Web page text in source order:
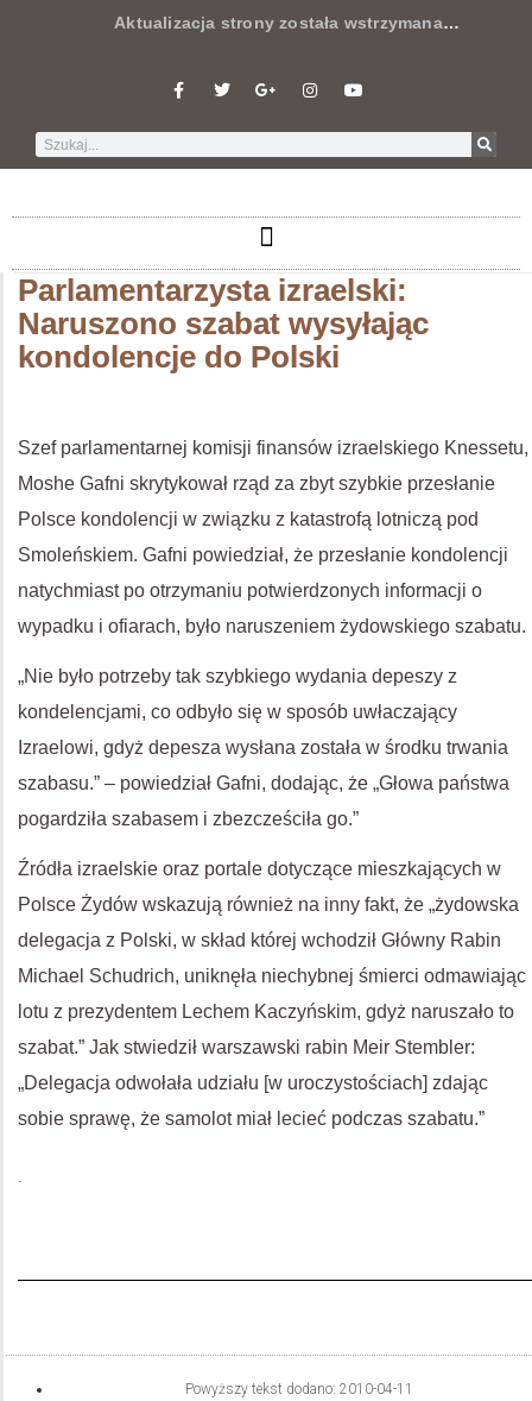
Aktualizacja strony została wstrzymana…
Parlamentarzysta izraelski:
Naruszono szabat wysyłając
kondolencje do Polski
Szef parlamentarnej komisji finansów izraelskiego Knessetu,
Moshe Gafni skrytykował rząd za zbyt szybkie przesłanie
Polsce kondolencji w związku z katastrofą lotniczą pod
Smoleńskiem. Gafni powiedział, że przesłanie kondolencji
natychmiast po otrzymaniu potwierdzonych informacji o
wypadku i ofiarach, było naruszeniem żydowskiego szabatu.
„Nie było potrzeby tak szybkiego wydania depeszy z
kondelencjami, co odbyło się w sposób uwłaczający
Izraelowi, gdyż depesza wysłana została w środku trwania
szabasu.” – powiedział Gafni, dodając, że „Głowa państwa
pogardziła szabasem i zbezcześciła go.”
Źródła izraelskie oraz portale dotyczące mieszkających w
Polsce Żydów wskazują również na inny fakt, że „żydowska
delegacja z Polski, w skład której wchodził Główny Rabin
Michael Schudrich, uniknęła niechybnej śmierci odmawiając
lotu z prezydentem Lechem Kaczyńskim, gdyż naruszało to
szabat.” Jak stwiedził warszawski rabin Meir Stembler:
„Delegacja odwołała udziału [w uroczystościach] zdając
sobie sprawę, że samolot miał lecieć podczas szabatu.”
.
Powyższy tekst dodano: 2010-04-11